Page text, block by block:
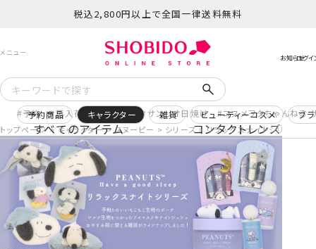
税込2,800円以上で全国一律送料無料
予約 再入荷 ヒロアカ サンリオ日焼け コスメヲタちゃんねる
すべてのアイテム コンタクトレンズ
予約商品 キャラクター 雑貨 ビューティーコスメ ブ
トップページ キャラクター スヌーピー シリーズ リラックスナイトシリーズ